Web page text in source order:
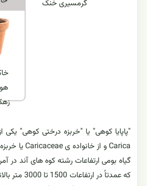
گرمسیری –
گرمسیری خنک